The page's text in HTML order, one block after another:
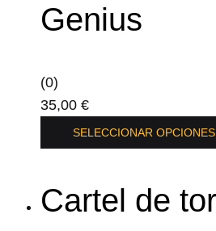
Genius
(0)
35,00 €
SELECCIONAR OPCIONES
Cartel de